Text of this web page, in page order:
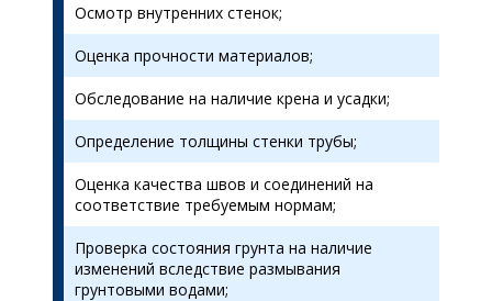
Осмотр внутренних стенок;
Оценка прочности материалов;
Обследование на наличие крена и усадки;
Определение толщины стенки трубы;
Оценка качества швов и соединений на
соответствие требуемым нормам;
Проверка состояния грунта на наличие
изменений вследствие размывания
грунтовыми водами;